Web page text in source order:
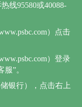
线95580或40088-
）点击
）登录
”。
银行），点击右上